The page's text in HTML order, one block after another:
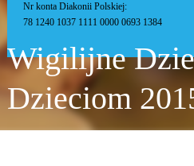
Nr konta Diakonii Polskiej:
78 1240 1037 1111 0000 0693 1384
Wigilijne
Dzieciom